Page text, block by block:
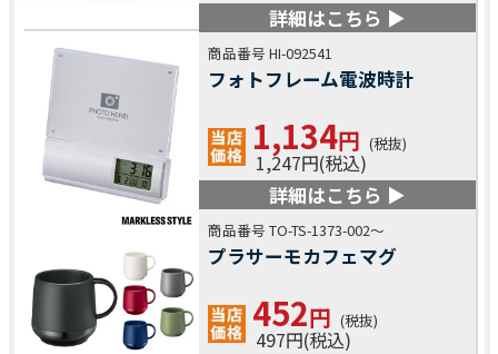
詳細はこちら ▶
商品番号 HI-092541
フォトフレーム電波時計
1,134円 (税抜)
1,247円(税込)
詳細はこちら ▶
商品番号 TO-TS-1373-002～
プラサーモカフェマグ
452円 (税抜)
497円(税込)